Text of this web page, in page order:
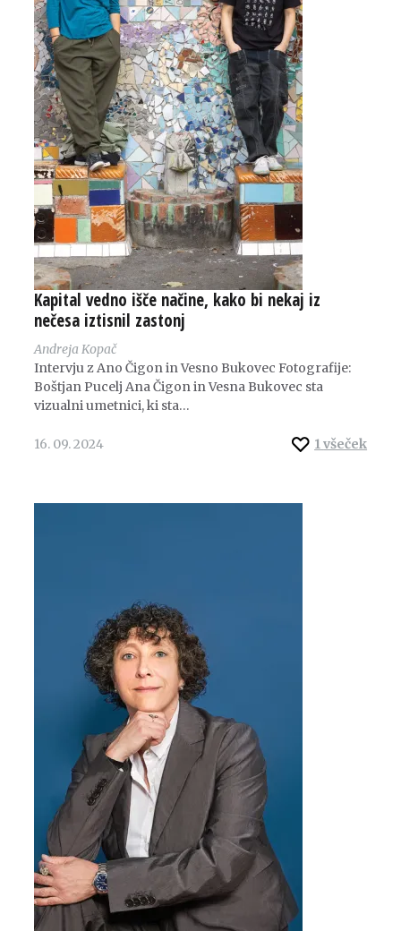
Kapital vedno išče načine, kako bi nekaj iz
nečesa iztisnil zastonj
Andreja Kopač
Intervju z Ano Čigon in Vesno Bukovec Fotografije:
Boštjan Pucelj Ana Čigon in Vesna Bukovec sta
vizualni umetnici, ki sta…
1všeček
16. 09. 2024